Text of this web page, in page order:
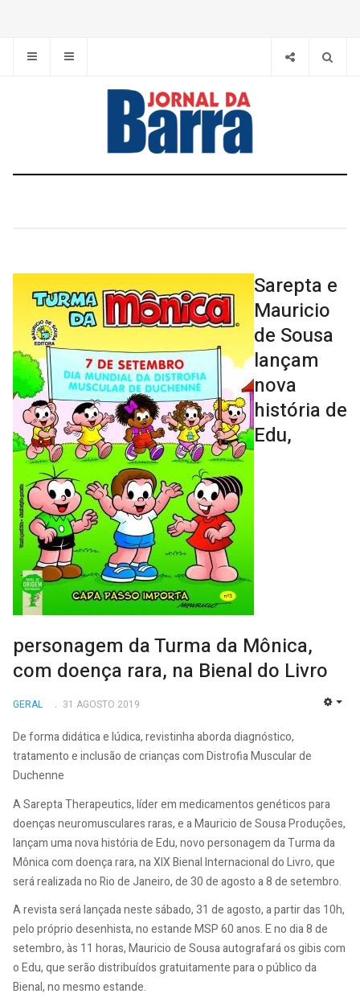
Sarepta e
Mauricio
de Sousa
lançam
nova
história de
Edu,
personagem da Turma da Mônica,
com doença rara, na Bienal do Livro
GERAL 31 AGOSTO 2019
De forma didática e lúdica, revistinha aborda diagnóstico,
tratamento e inclusão de crianças com Distrofia Muscular de
Duchenne
A Sarepta Therapeutics, líder em medicamentos genéticos para
doenças neuromusculares raras, e a Mauricio de Sousa Produções,
lançam uma nova história de Edu, novo personagem da Turma da
Mônica com doença rara, na XIX Bienal Internacional do Livro, que
será realizada no Rio de Janeiro, de 30 de agosto a 8 de setembro.
A revista será lançada neste sábado, 31 de agosto, a partir das 10h,
pelo próprio desenhista, no estande MSP 60 anos. E no dia 8 de
setembro, às 11 horas, Mauricio de Sousa autografará os gibis com
o Edu, que serão distribuídos gratuitamente para o público da
Bienal, no mesmo estande.